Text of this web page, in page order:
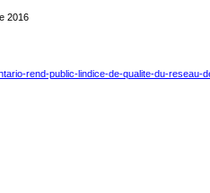
2016
rend-public-lindice-de-qualite-du-reseau-